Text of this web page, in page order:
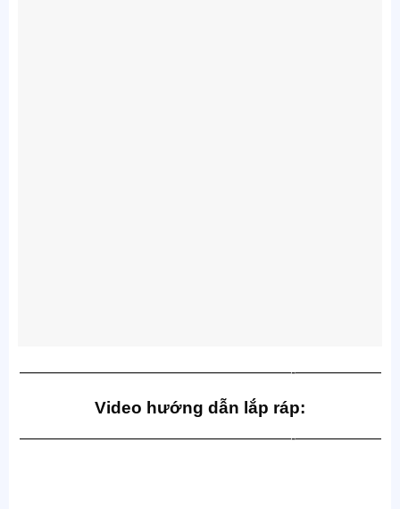
———————————————————-——————
Video hướng dẫn lắp ráp:
———————————————————-——————